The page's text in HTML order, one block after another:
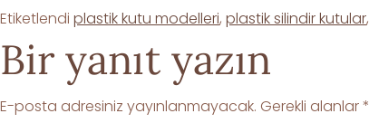
Etiketlendi plastik kutu modelleri, plastik silindir kutular,
Bir yanıt yazın
E-posta adresiniz yayınlanmayacak. Gerekli alanlar*